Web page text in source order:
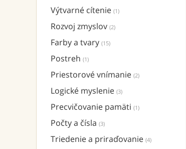
Výtvarné cítenie (1)
Rozvoj zmyslov (2)
Farby a tvary (15)
Postreh (1)
Priestorové vnímanie (2)
Logické myslenie (3)
Precvičovanie pamäti (1)
Počty a čísla (3)
Triedenie a priraďovanie (4)